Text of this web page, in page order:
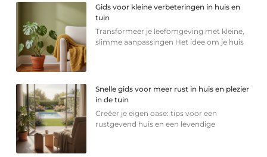
Gids voor kleine verbeteringen in huis en
tuin
Transformeer je leefomgeving met kleine,
slimme aanpassingen Het idee om je huis
Snelle gids voor meer rust in huis en plezier
in de tuin
Creëer je eigen oase: tips voor een
rustgevend huis en een levendige